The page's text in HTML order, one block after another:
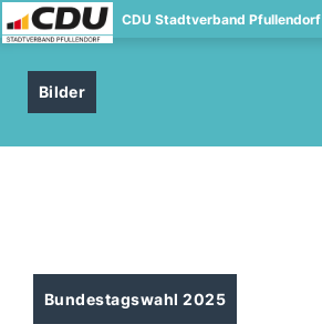
CDU Stadtverband Pfullendorf
Bilder
Bundestagswahl 2025